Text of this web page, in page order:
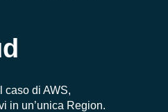
caso di AWS,
in un’unica Region.